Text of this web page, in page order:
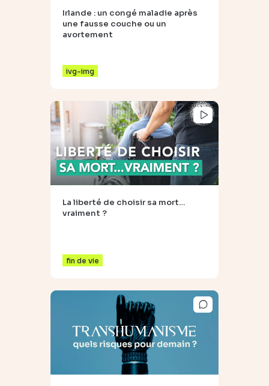
Irlande : un congé maladie après
une fausse couche ou un
avortement
ivg-img
La liberté de choisir sa mort…
vraiment ?
fin de vie